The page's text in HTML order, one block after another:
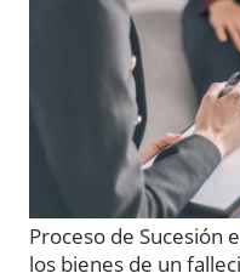
Proceso de Sucesión
los bienes de un